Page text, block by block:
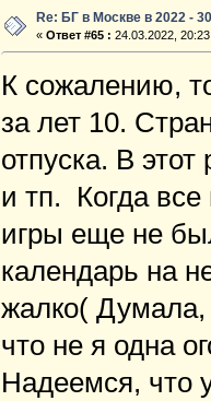
Re: БГ в Москве в 2022 -
«Ответ #65 : 24.03.2022,
К сожалению,
за лет 10.
отпуска. В
и тп. Когда все
игры еще не
календарь на
жалко( Думала,
что не я одна
Надеемся, что